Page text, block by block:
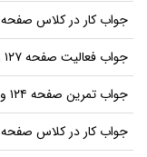
جواب کار در کلاس صفحه ۱۲۸ ریاضی دهم
جواب فعالیت صفحه ۱۲۷ ریاضی دهم
جواب تمرین صفحه ۱۲۴ و ۱۲۵ و ۱۲۶ ریاضی دهم
جواب کار در کلاس صفحه ۱۲۲ و ۱۲۳ ریاضی دهم